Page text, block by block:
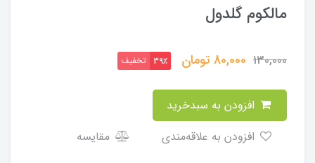
مالکوم‌ گلدول
130,000
80,000تومان 39٪ تخفیف
مقایسه